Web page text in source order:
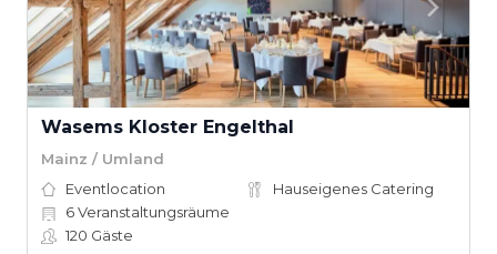
Wasems Kloster Engelthal
Mainz / Umland
Eventlocation
Hauseigenes Catering
6Veranstaltungsräume
120 Gäste